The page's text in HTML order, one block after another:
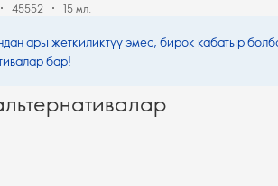
45552 15 мл.
ары жеткиликтүү эмес, бирок кабатыр
бар!